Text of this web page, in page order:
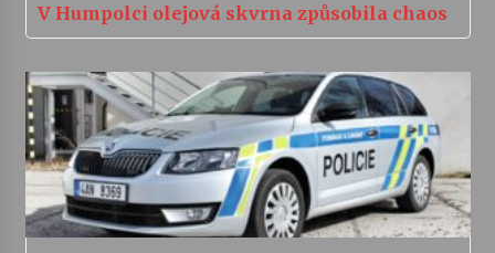
V Humpolci olejová skvrna způsobila chaos